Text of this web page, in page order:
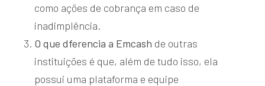
como ações de cobrança em caso de
inadimplência.
O que dferencia a Emcash de outras
instituições é que, além de tudo isso, ela
possui uma plataforma e equipe